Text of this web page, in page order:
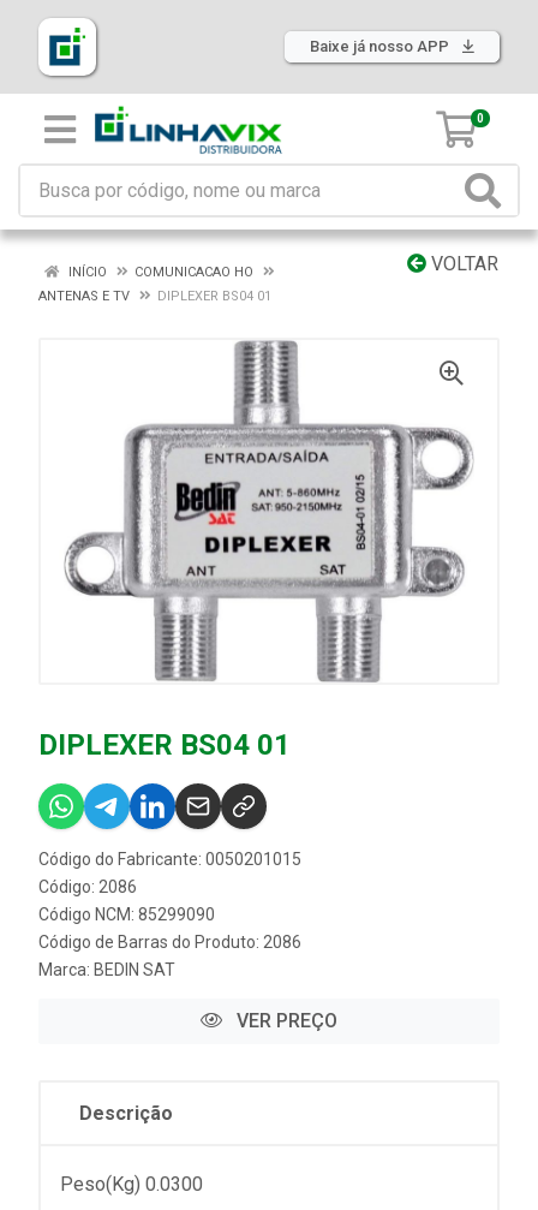
Baixe já nosso APP
0
VOLTAR
INÍCIO
COMUNICACAO HO
ANTENAS E TV
DIPLEXER BS04 01
DIPLEXER BS04 01
Código do Fabricante: 0050201015
Código: 2086
Código NCM: 85299090
Código de Barras do Produto: 2086
Marca: BEDIN SAT
VER PREÇO
Descrição
Peso(Kg) 0.0300